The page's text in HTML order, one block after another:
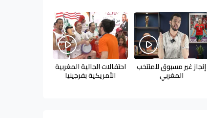
إنجاز غير مسبوق للمنتخب
المغربي
احتفالات الجالية المغربية
الأمريكية بفرجينيا